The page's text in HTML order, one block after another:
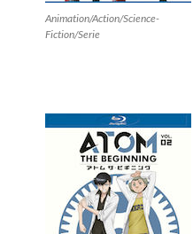
Animation/Action/Science-
Fiction/Serie